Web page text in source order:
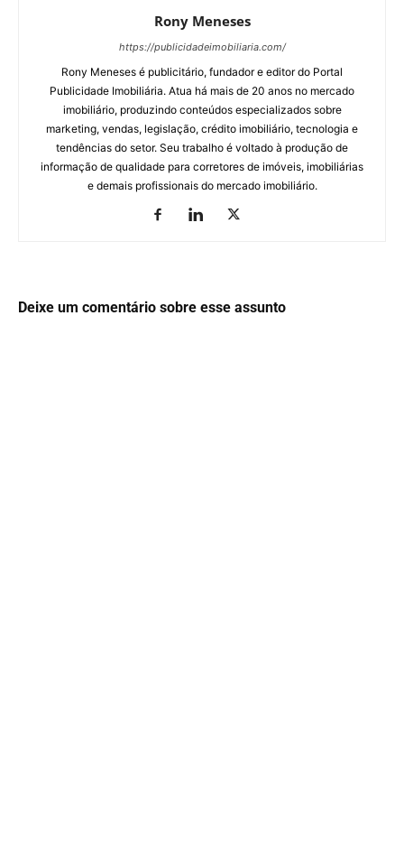
Rony Meneses
https://publicidadeimobiliaria.com/
Rony Meneses é publicitário, fundador e editor do Portal
Publicidade Imobiliária. Atua há mais de 20 anos no mercado
imobiliário, produzindo conteúdos especializados sobre
marketing, vendas, legislação, crédito imobiliário, tecnologia e
tendências do setor. Seu trabalho é voltado à produção de
informação de qualidade para corretores de imóveis, imobiliárias
e demais profissionais do mercado imobiliário.
Deixe um comentário sobre esse assunto